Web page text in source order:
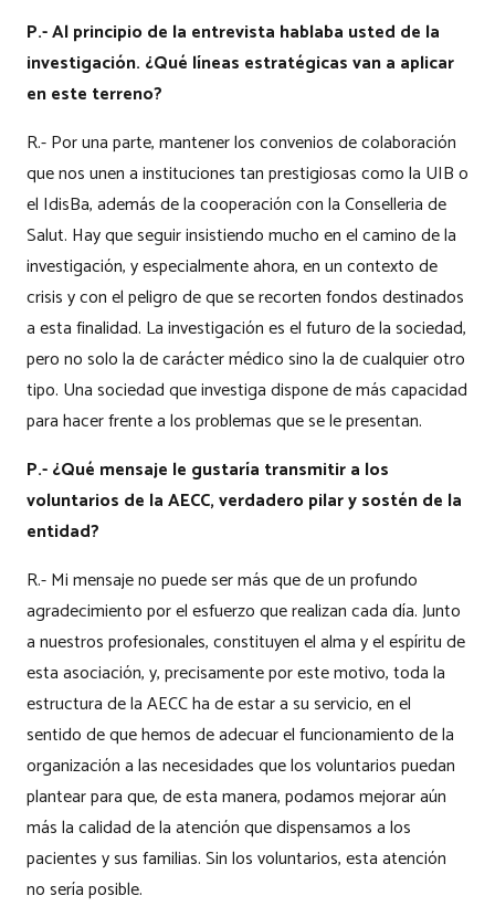
P.- Al principio de la entrevista hablaba usted de la
investigación. ¿Qué líneas estratégicas van a aplicar
en este terreno?
R.- Por una parte, mantener los convenios de colaboración
que nos unen a instituciones tan prestigiosas como la UIB o
el IdisBa, además de la cooperación con la Conselleria de
Salut. Hay que seguir insistiendo mucho en el camino de la
investigación, y especialmente ahora, en un contexto de
crisis y con el peligro de que se recorten fondos destinados
a esta finalidad. La investigación es el futuro de la sociedad,
pero no solo la de carácter médico sino la de cualquier otro
tipo. Una sociedad que investiga dispone de más capacidad
para hacer frente a los problemas que se le presentan.
P.- ¿Qué mensaje le gustaría transmitir a los
voluntarios de la AECC, verdadero pilar y sostén de la
entidad?
R.- Mi mensaje no puede ser más que de un profundo
agradecimiento por el esfuerzo que realizan cada día. Junto
a nuestros profesionales, constituyen el alma y el espíritu de
esta asociación, y, precisamente por este motivo, toda la
estructura de la AECC ha de estar a su servicio, en el
sentido de que hemos de adecuar el funcionamiento de la
organización a las necesidades que los voluntarios puedan
plantear para que, de esta manera, podamos mejorar aún
más la calidad de la atención que dispensamos a los
pacientes y sus familias. Sin los voluntarios, esta atención
no sería posible.